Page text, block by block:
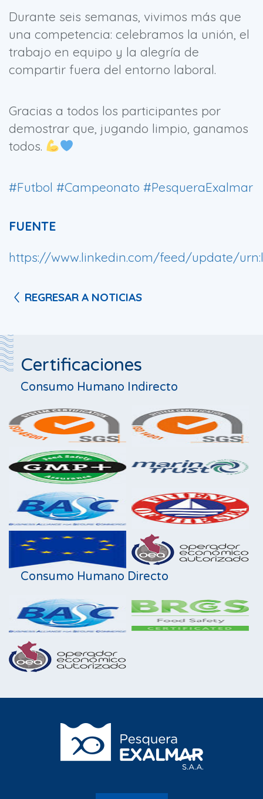
Durante seis semanas, vivimos más que
una competencia: celebramos la unión, el
trabajo en equipo y la alegría de
compartir fuera del entorno laboral.
Gracias a todos los participantes por
demostrar que, jugando limpio, ganamos
todos.
#Futbol #Campeonato #PesqueraExalmar
FUENTE
https://www.linkedin.com/feed/update/
REGRESAR A NOTICIAS
Certificaciones
Consumo Humano Indirecto
Consumo Humano Directo